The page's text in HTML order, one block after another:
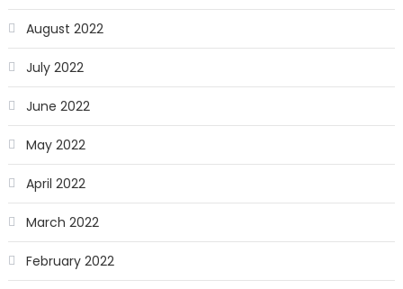
August 2022
July 2022
June 2022
May 2022
April 2022
March 2022
February 2022